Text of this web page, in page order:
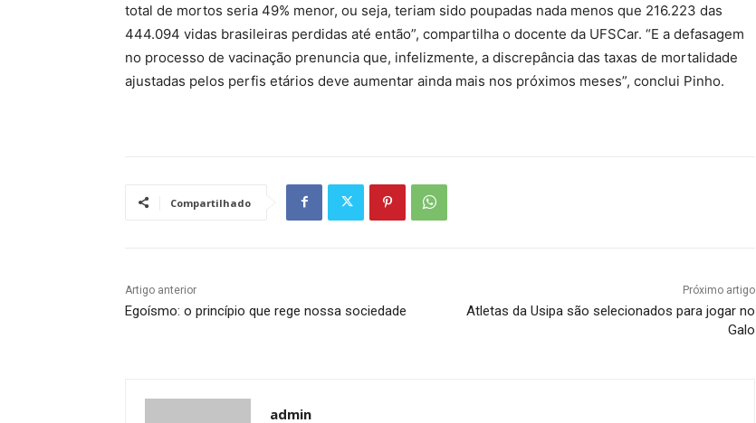
total de mortos seria 49% menor, ou seja, teriam sido poupadas nada menos que 216.223 das
444.094 vidas brasileiras perdidas até então”, compartilha o docente da UFSCar. “E a defasagem
no processo de vacinação prenuncia que, infelizmente, a discrepância das taxas de mortalidade
ajustadas pelos perfis etários deve aumentar ainda mais nos próximos meses”, conclui Pinho.
Compartilhado
Artigo anterior
Egoísmo: o princípio que rege nossa sociedade
Próximo artigo
Atletas da Usipa são selecionados para jogar no
Galo
admin